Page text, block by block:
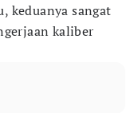
keduanya sangat
kaliber